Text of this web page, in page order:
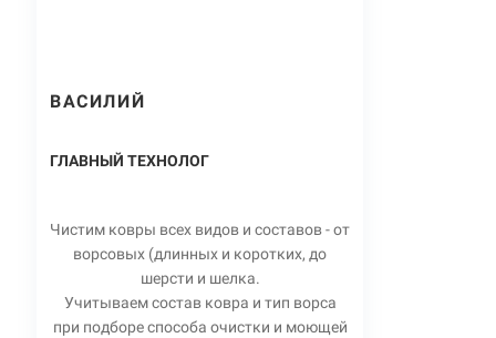
ВАСИЛИЙ
ГЛАВНЫЙ ТЕХНОЛОГ
Чистим ковры всех видов и составов - от
ворсовых (длинных и коротких, до
шерсти и шелка.
Учитываем состав ковра и тип ворса
при подборе способа очистки и моющей